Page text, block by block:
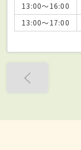
13:00～16:00
13:00～17:00